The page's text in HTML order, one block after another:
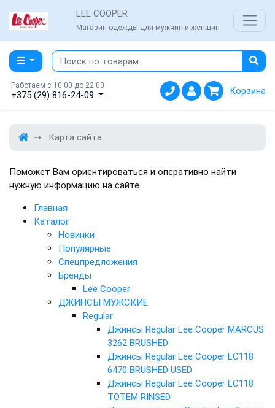
LEE COOPER
Магазин одежды для мужчин и женщин
Работаем с 10:00 до 22:00
+375 (29) 816-24-09 Корзина
Карта сайта
Поможет Вам ориентироваться и оперативно найти
нужную информацию на сайте.
Главная
Каталог
Новинки
Популярные
Спецпредложения
Бренды
Lee Cooper
ДЖИНСЫ МУЖСКИЕ
Regular
Джинсы Regular Lee Cooper MARCUS
3262 BRUSHED
Джинсы Regular Lee Cooper LC118
6470 BRUSHED USED
Джинсы Regular Lee Cooper LC118
TOTEM RINSED